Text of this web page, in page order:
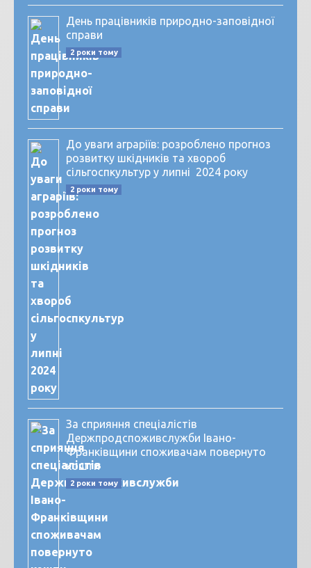
День працівників природно-заповідної
справи
2 роки тому
До уваги аграріїв: розроблено прогноз
розвитку шкідників та хвороб
сільгоспкультур у липні 2024 року
2 роки тому
За сприяння спеціалістів
Держпродспоживслужби Івано-
Франківщини споживачам повернуто
кошти
2 роки тому